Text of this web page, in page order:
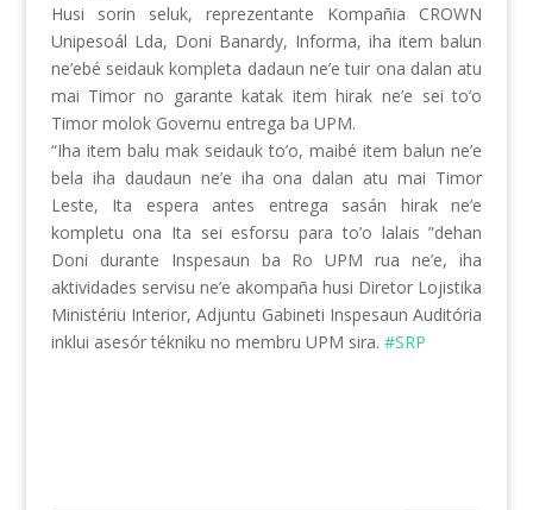
Husi sorin seluk, reprezentante Kompañia CROWN
Unipesoál Lda, Doni Banardy, Informa, iha item balun
ne’ebé seidauk kompleta dadaun ne’e tuir ona dalan atu
mai Timor no garante katak item hirak ne’e sei to’o
Timor molok Governu entrega ba UPM.
“Iha item balu mak seidauk to’o, maibé item balun ne’e
bela iha daudaun ne’e iha ona dalan atu mai Timor
Leste, Ita espera antes entrega sasán hirak ne’e
kompletu ona Ita sei esforsu para to’o lalais ”dehan
Doni durante Inspesaun ba Ro UPM rua ne’e, iha
aktividades servisu ne’e akompaña husi Diretor Lojistika
Ministériu Interior, Adjuntu Gabineti Inspesaun Auditória
inklui asesór tékniku no membru UPM sira. #SRP